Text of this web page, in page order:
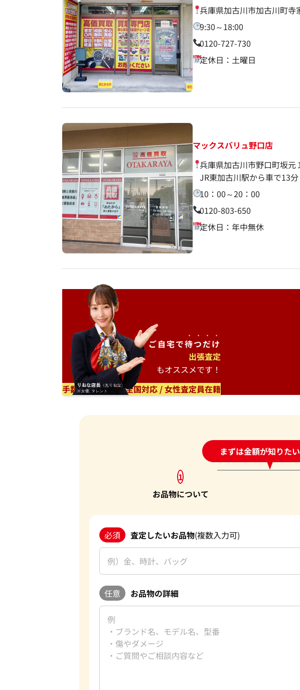
兵庫県加古川市加古川町寺
9:30～18:00
0120-727-730
定休日：土曜日
マックスバリュ野口店
兵庫県加古川市野口町坂
JR東加古川駅から車で13分
10：00～20：00
0120-803-650
定休日：年中無休
ご自宅で待つだけ
出張査定
もオススメです！
手数料無料 / 日本全国対応 / 女性査定員在籍
まずは金額が知りた
24時間受付中!問い合わ
1
お品物について
必須 査定したいお品物(複数入力可)
任意 お品物の詳細